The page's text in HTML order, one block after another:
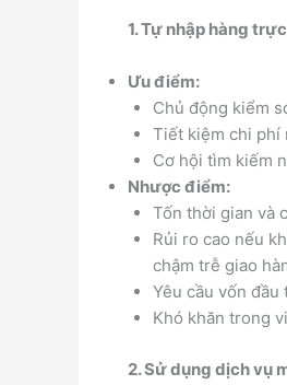
1. Tự nhập hàng
Ưu điểm:
Chủ động kiểm
Tiết kiệm chi phí
Cơ hội tìm kiếm
Nhược điểm:
Tốn thời gian và
Rủi ro cao nếu
chậm trễ giao
Yêu cầu vốn đầu
Khó khăn trong
2. Sử dụng dịch vụ